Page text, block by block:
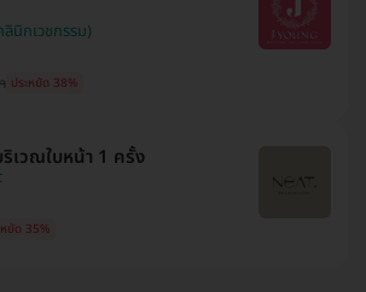
นิกเวชกรรม)
ประหยัด 38%
เวณใบหน้า 1 ครั้ง
หยัด 35%